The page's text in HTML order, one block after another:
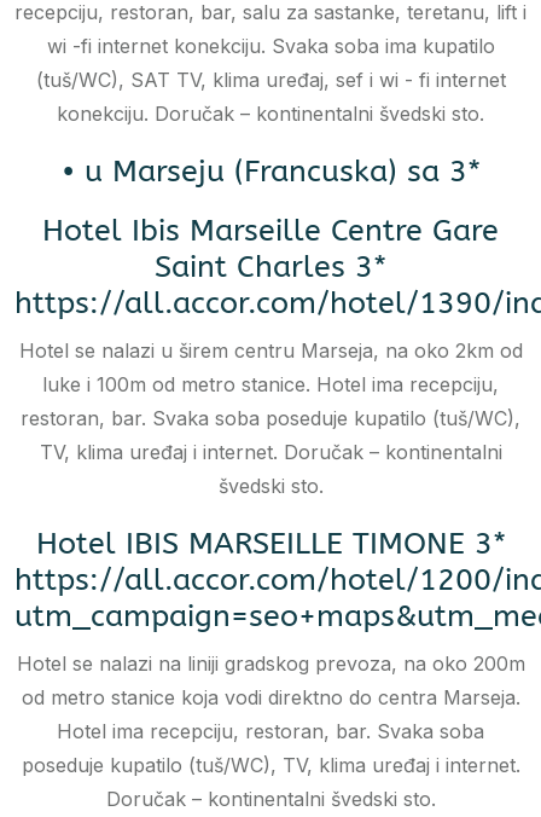
recepciju, restoran, bar, salu za sastanke, teretanu, lift i
wi -fi internet konekciju. Svaka soba ima kupatilo
(tuš/WC), SAT TV, klima uređaj, sef i wi - fi internet
konekciju. Doručak – kontinentalni švedski sto.
• u Marseju (Francuska) sa 3*
Hotel Ibis Marseille Centre Gare
Saint Charles 3*
https://all.accor.com/hotel/1390/
Hotel se nalazi u širem centru Marseja, na oko 2km od
luke i 100m od metro stanice. Hotel ima recepciju,
restoran, bar. Svaka soba poseduje kupatilo (tuš/WC),
TV, klima uređaj i internet. Doručak – kontinentalni
švedski sto.
Hotel IBIS MARSEILLE TIMONE 3*
https://all.accor.com/hotel/1200/
Hotel se nalazi na liniji gradskog prevoza, na oko 200m
od metro stanice koja vodi direktno do centra Marseja.
Hotel ima recepciju, restoran, bar. Svaka soba
poseduje kupatilo (tuš/WC), TV, klima uređaj i internet.
Doručak – kontinentalni švedski sto.